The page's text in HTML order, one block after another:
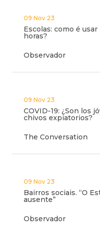
09 Nov 23
Escolas: como é
horas?
Observador
09 Nov 23
COVID-19: ¿Son los
chivos expiatorios?
The Conversation
09 Nov 23
Bairros sociais. “O
ausente”
Observador